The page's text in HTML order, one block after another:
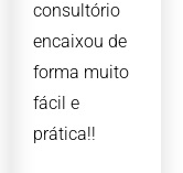
consultório
encaixou de
forma muito
fácil e
prática!!